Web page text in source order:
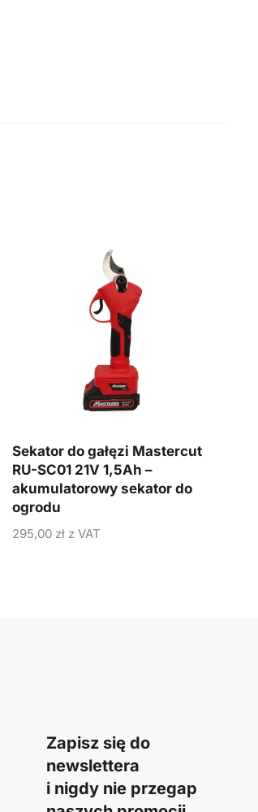
Sekator do gałęzi Mastercut
RU-SC01 21V 1,5Ah –
akumulatorowy sekator do
ogrodu
295,00 złz VAT
Zapisz się do
newslettera
i nigdy nie przegap